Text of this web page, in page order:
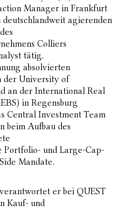
Manager in Frankfurt
agierenden
Colliers
tätig.
absolvierten
der University of
an der International Real
in Regensburg
Central Investment Team
beim Aufbau des
Portfolio- und Large-Cap-
Mandate.
er bei QUEST
Kauf- und